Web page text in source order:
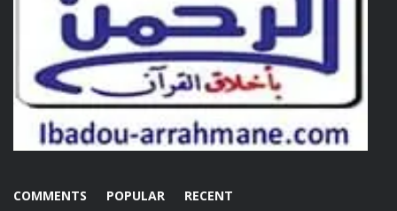
RECENT
POPULAR
COMMENTS